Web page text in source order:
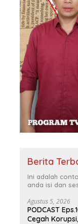
Berita
Ini adalah
anda isi dan
Agustus 5, 2026
PODCAST
Cegah